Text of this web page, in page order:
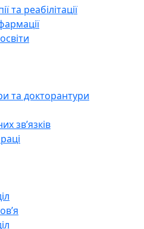
та реабілітації
та докторантури
зв’язків